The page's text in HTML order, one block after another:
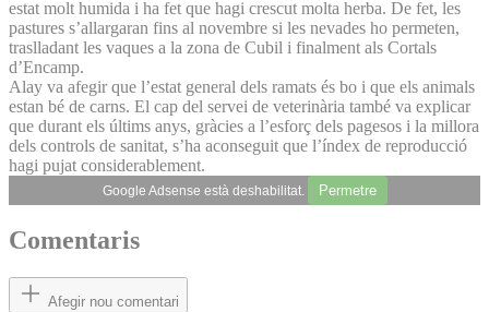
estat molt humida i ha fet que hagi crescut molta herba. De fet, les
pastures s’allargaran fins al novembre si les nevades ho permeten,
traslladant les vaques a la zona de Cubil i finalment als Cortals
d’Encamp.
Alay va afegir que l’estat general dels ramats és bo i que els animals
estan bé de carns. El cap del servei de veterinària també va explicar
que durant els últims anys, gràcies a l’esforç dels pagesos i la millora
dels controls de sanitat, s’ha aconseguit que l’índex de reproducció
hagi pujat considerablement.
Google Adsense està deshabilitat. Permetre
Comentaris
Afegir nou comentari